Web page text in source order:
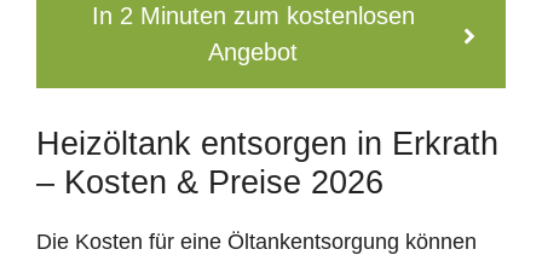
In 2 Minuten zum kostenlosen
Angebot
Heizöltank entsorgen in Erkrath
– Kosten & Preise 2026
Die Kosten für eine Öltankentsorgung können